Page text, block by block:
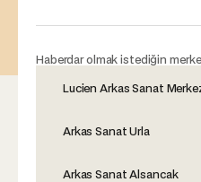
Haberdar olmak istediğin
Lucien Arkas Sanat
Arkas Sanat Urla
Arkas Sanat Alsancak